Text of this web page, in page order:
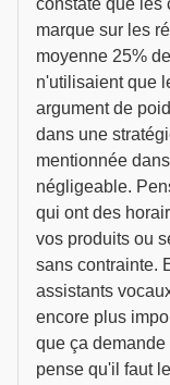
constaté que les
marque sur les
moyenne 25%
n'utilisaient que
argument de
dans une
mentionnée
négligeable.
qui ont des
vos produits ou
sans contrainte.
assistants
encore plus
que ça
pense qu'il faut